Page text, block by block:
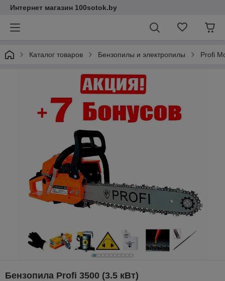
Интернет магазин 100sotok.by
Каталог товаров Бензопилы и электропилы Profi
Бензопила Profi 3500 (3.5 кВт)